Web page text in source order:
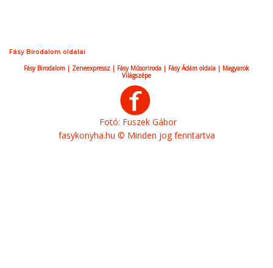
Fásy Birodalom oldalai
Fásy Birodalom | Zeneexpressz | Fásy Műsoriroda | Fásy Ádám oldala | Magyarok
Világszépe
Fotó: Fuszek Gábor
fasykonyha.hu © Minden jog fenntartva